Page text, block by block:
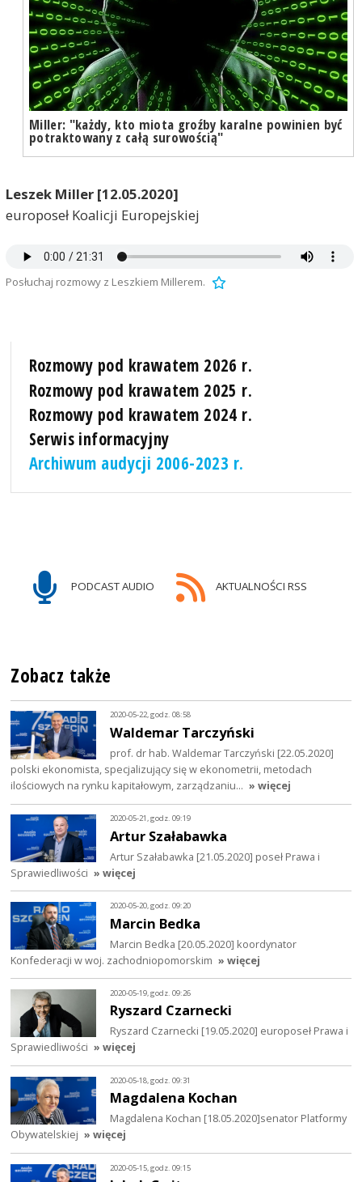
Miller: "każdy, kto miota groźby karalne powinien być
potraktowany z całą surowością"
Leszek Miller [12.05.2020]
europoseł Koalicji Europejskiej
Posłuchaj rozmowy z Leszkiem Millerem.
Rozmowy pod krawatem 2026 r.
Rozmowy pod krawatem 2025 r.
Rozmowy pod krawatem 2024 r.
Serwis informacyjny
Archiwum audycji 2006-2023 r.
PODCAST AUDIO AKTUALNOŚCI RSS
Zobacz także
2020-05-22, godz. 08:58
Waldemar Tarczyński
prof. dr hab. Waldemar Tarczyński [22.05.2020]
polski ekonomista, specjalizujący się w ekonometrii, metodach
ilościowych na rynku kapitałowym, zarządzaniu… » więcej
2020-05-21, godz. 09:19
Artur Szałabawka
Artur Szałabawka [21.05.2020] poseł Prawa i
Sprawiedliwości » więcej
2020-05-20, godz. 09:20
Marcin Bedka
Marcin Bedka [20.05.2020] koordynator
Konfederacji w woj. zachodniopomorskim » więcej
2020-05-19, godz. 09:26
Ryszard Czarnecki
Ryszard Czarnecki [19.05.2020] europoseł Prawa i
Sprawiedliwości » więcej
2020-05-18, godz. 09:31
Magdalena Kochan
Magdalena Kochan [18.05.2020]senator Platformy
Obywatelskiej » więcej
2020-05-15, godz. 09:15